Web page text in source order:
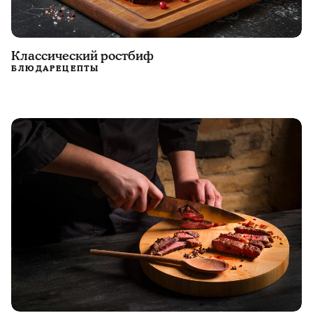
Классический ростбиф
БЛЮДАРЕЦЕПТЫ